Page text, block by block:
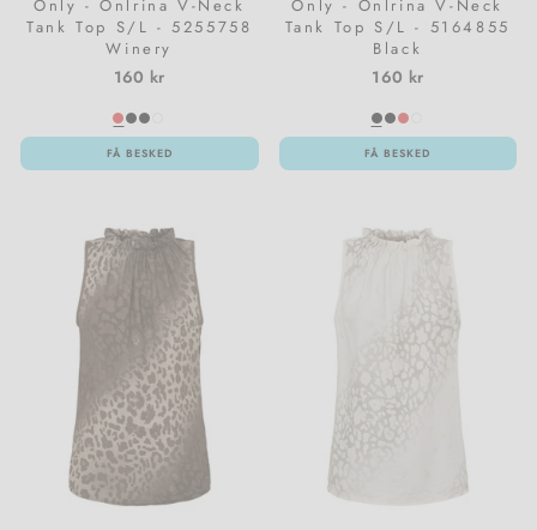
Only - Onlrina V-Neck
Tank Top S/L - 5255758
Winery
160 kr
FÅ BESKED
Only - Onlrina V-Neck
Tank Top S/L - 5164855
Black
160 kr
FÅ BESKED